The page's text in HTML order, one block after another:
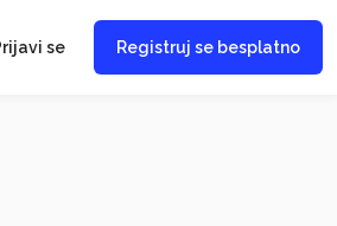
se Registruj se besplatno